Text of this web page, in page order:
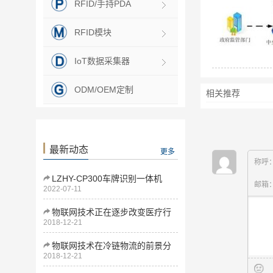
RFID/手持PDA
RFID模块
IoT数据采集器
ODM/OEM定制
最新动态 更多
LZHY-CP300车牌识别一体机
2022-07-11
物联网技术正在逐步改变医疗行
业
2018-12-21
物联网技术在冷链物流的前景分
析
2018-12-21
相关推荐
称呼
邮箱